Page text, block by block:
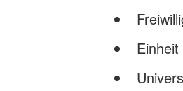
Einheit